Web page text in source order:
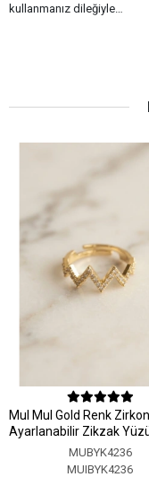
kullanmanız dileğiyle…
MuI MuI Gold Renk Zirkon
Ayarlanabilir Zikzak
MUBYK4236
MUIBYK4236